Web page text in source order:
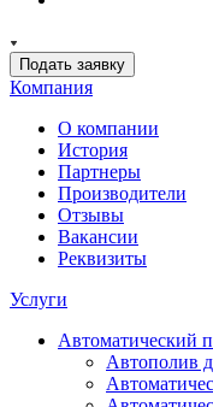
Подать заявку
Компания
О компании
История
Партнеры
Производители
Отзывы
Вакансии
Реквизиты
Услуги
Автоматический
Автополив